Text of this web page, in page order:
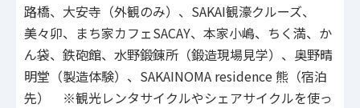
路橋、大安寺（外観のみ）、SAKAI観濠クルーズ、
美々卯、まち家カフェSACAY、本家小嶋、ちく満、か
ん袋、鉄砲館、水野鍛錬所（鍛造現場見学）、奥野晴
明堂（製造体験）、SAKAINOMA residence 熊（宿泊
先） ※観光レンタサイクルやシェアサイクルを使っ